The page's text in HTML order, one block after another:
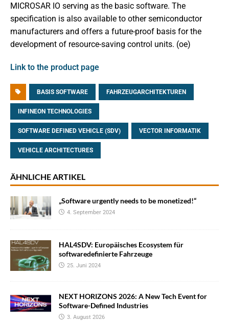
MICROSAR IO serving as the basic software. The
specification is also available to other semiconductor
manufacturers and offers a future-proof basis for the
development of resource-saving control units. (oe)
Link to the product page
BASIS SOFTWARE FAHRZEUGARCHITEKTUREN
INFINEON TECHNOLOGIES
SOFTWARE DEFINED VEHICLE (SDV) VECTOR INFORMATIK
VEHICLE ARCHITECTURES
ÄHNLICHE ARTIKEL
„Software urgently needs to be monetized!“
4. September 2024
HAL4SDV: Europäisches Ecosystem für
softwaredefinierte Fahrzeuge
25. Juni 2024
NEXT HORIZONS 2026: A New Tech Event for
Software-Defined Industries
3. August 2026